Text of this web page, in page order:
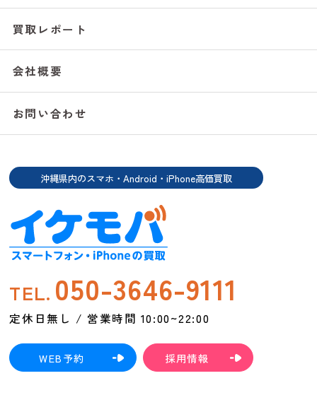
買取レポート
会社概要
お問い合わせ
沖縄県内のスマホ・Android・iPhone高価買取
TEL. 050-3646-9111
定休日無し / 営業時間 10:00~22:00
WEB予約 採用情報